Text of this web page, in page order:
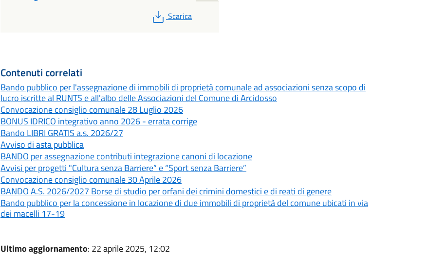
PDF
Scarica
Contenuti correlati
Bando pubblico per l'assegnazione di immobili di proprietà comunale ad associazioni senza scopo di
lucro iscritte al RUNTS e all'albo delle Associazioni del Comune di Arcidosso
Convocazione consiglio comunale 28 Luglio 2026
BONUS IDRICO integrativo anno 2026 - errata corrige
Bando LIBRI GRATIS a.s. 2026/27
Avviso di asta pubblica
BANDO per assegnazione contributi integrazione canoni di locazione
Avvisi per progetti "Cultura senza Barriere” e “Sport senza Barriere”
Convocazione consiglio comunale 30 Aprile 2026
BANDO A.S. 2026/2027 Borse di studio per orfani dei crimini domestici e di reati di genere
Bando pubblico per la concessione in locazione di due immobili di proprietà del comune ubicati in via
dei macelli 17-19
Ultimo aggiornamento: 22 aprile 2025, 12:02